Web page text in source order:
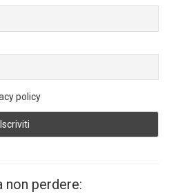
policy
non perdere: